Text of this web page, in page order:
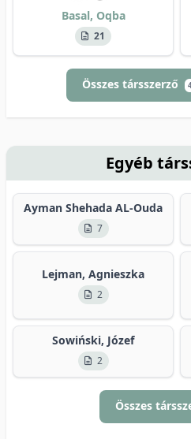
Basal, Oqba
21
Összes társszerző 4
Egyéb
Ayman Shehada AL-Ouda
7
Lejman, Agnieszka
2
Sowiński, Józef
2
Összes